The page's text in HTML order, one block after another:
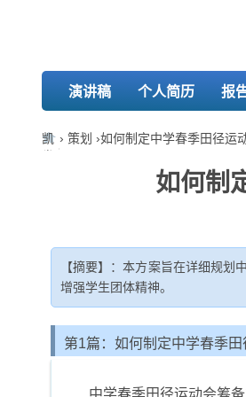
演讲稿 个人简历 报
凯 › 策划 ›如何制定中学春季田径运
如何制
【摘要】：本方案旨在详细规
增强学生团体精神。
第1篇：如何制定中学春季田
中学春季田径运动会筹